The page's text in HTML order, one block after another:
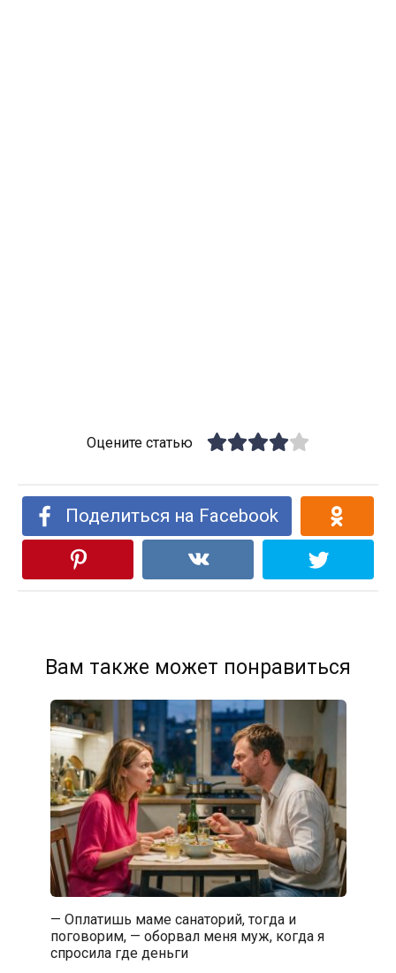
Оцените статью
Поделиться на Facebook
Вам также может понравиться
— Оплатишь маме санаторий, тогда и
поговорим, — оборвал меня муж, когда я
спросила где деньги